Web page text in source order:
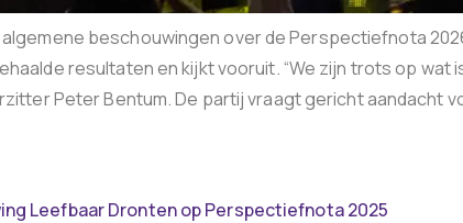
beschouwingen over de Perspectiefnota
resultaten en kijkt vooruit. “We zijn trots op wat
Peter Bentum. De partij vraagt gericht aandacht
Leefbaar Dronten op Perspectiefnota 2025